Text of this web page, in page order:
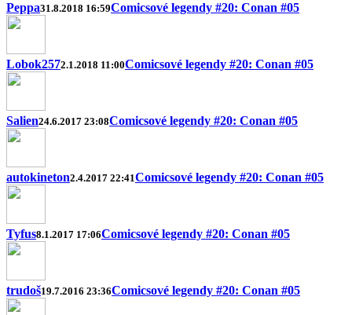
Peppa31.8.2018 16:59Comicsové legendy #20: Conan #05
Lobok2572.1.2018 11:00Comicsové legendy #20: Conan #05
Salien24.6.2017 23:08Comicsové legendy #20: Conan #05
autokineton2.4.2017 22:41Comicsové legendy #20: Conan #05
Tyfus8.1.2017 17:06Comicsové legendy #20: Conan #05
trudoš19.7.2016 23:36Comicsové legendy #20: Conan #05